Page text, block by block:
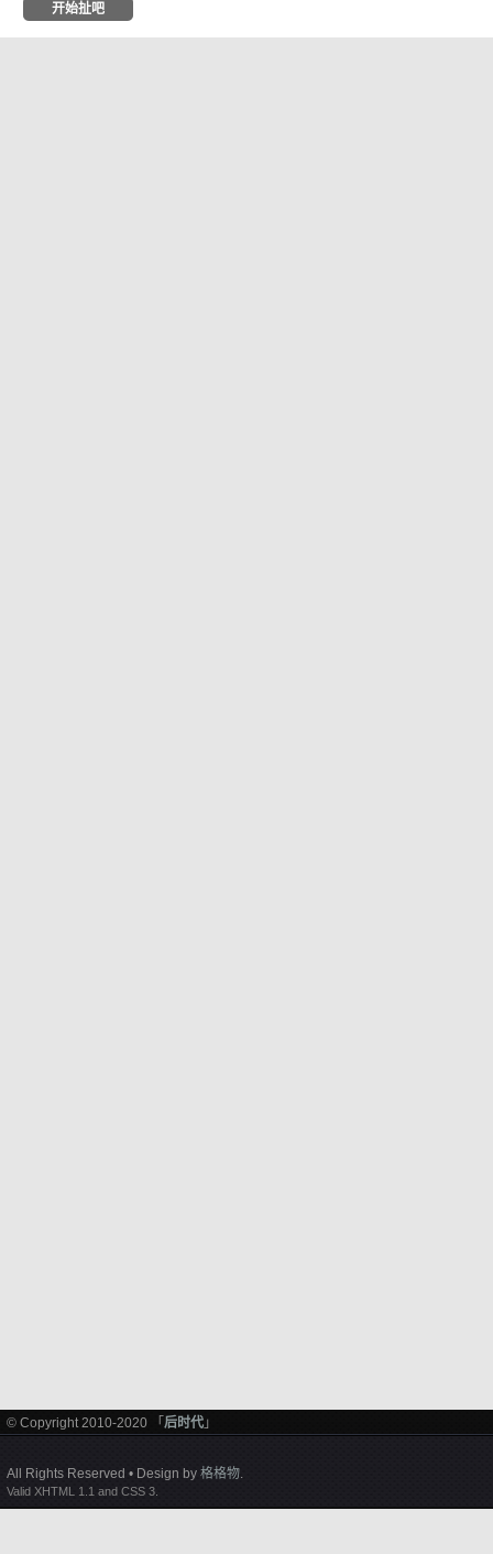
© Copyright 2010-2020 「 后时代 」
All Rights Reserved • Design by 格格物.
Valid XHTML 1.1 and CSS 3.